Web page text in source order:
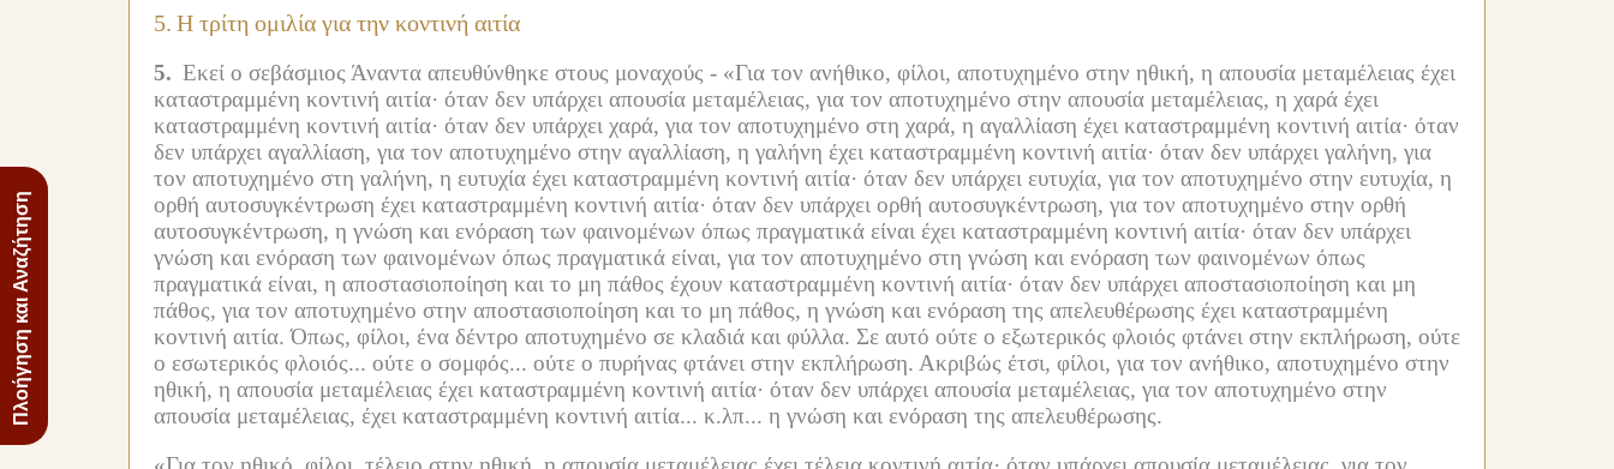
Πλοήγηση και Αναζήτηση
5. Η τρίτη ομιλία για την κοντινή αιτία
5. Εκεί ο σεβάσμιος Άναντα απευθύνθηκε στους μοναχούς - «Για τον ανήθικο, φίλοι, αποτυχημένο στην ηθική, η απουσία μεταμέλειας έχει
καταστραμμένη κοντινή αιτία· όταν δεν υπάρχει απουσία μεταμέλειας, για τον αποτυχημένο στην απουσία μεταμέλειας, η χαρά έχει
καταστραμμένη κοντινή αιτία· όταν δεν υπάρχει χαρά, για τον αποτυχημένο στη χαρά, η αγαλλίαση έχει καταστραμμένη κοντινή αιτία· όταν
δεν υπάρχει αγαλλίαση, για τον αποτυχημένο στην αγαλλίαση, η γαλήνη έχει καταστραμμένη κοντινή αιτία· όταν δεν υπάρχει γαλήνη, για
τον αποτυχημένο στη γαλήνη, η ευτυχία έχει καταστραμμένη κοντινή αιτία· όταν δεν υπάρχει ευτυχία, για τον αποτυχημένο στην ευτυχία, η
ορθή αυτοσυγκέντρωση έχει καταστραμμένη κοντινή αιτία· όταν δεν υπάρχει ορθή αυτοσυγκέντρωση, για τον αποτυχημένο στην ορθή
αυτοσυγκέντρωση, η γνώση και ενόραση των φαινομένων όπως πραγματικά είναι έχει καταστραμμένη κοντινή αιτία· όταν δεν υπάρχει
γνώση και ενόραση των φαινομένων όπως πραγματικά είναι, για τον αποτυχημένο στη γνώση και ενόραση των φαινομένων όπως
πραγματικά είναι, η αποστασιοποίηση και το μη πάθος έχουν καταστραμμένη κοντινή αιτία· όταν δεν υπάρχει αποστασιοποίηση και μη
πάθος, για τον αποτυχημένο στην αποστασιοποίηση και το μη πάθος, η γνώση και ενόραση της απελευθέρωσης έχει καταστραμμένη
κοντινή αιτία. Όπως, φίλοι, ένα δέντρο αποτυχημένο σε κλαδιά και φύλλα. Σε αυτό ούτε ο εξωτερικός φλοιός φτάνει στην εκπλήρωση, ούτε
ο εσωτερικός φλοιός... ούτε ο σομφός... ούτε ο πυρήνας φτάνει στην εκπλήρωση. Ακριβώς έτσι, φίλοι, για τον ανήθικο, αποτυχημένο στην
ηθική, η απουσία μεταμέλειας έχει καταστραμμένη κοντινή αιτία· όταν δεν υπάρχει απουσία μεταμέλειας, για τον αποτυχημένο στην
απουσία μεταμέλειας, έχει καταστραμμένη κοντινή αιτία... κ.λπ... η γνώση και ενόραση της απελευθέρωσης.